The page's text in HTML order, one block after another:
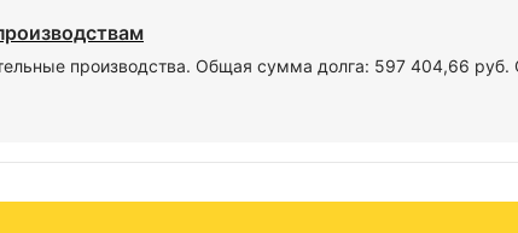
производства. Общая сумма долга: 597 404,66 руб.